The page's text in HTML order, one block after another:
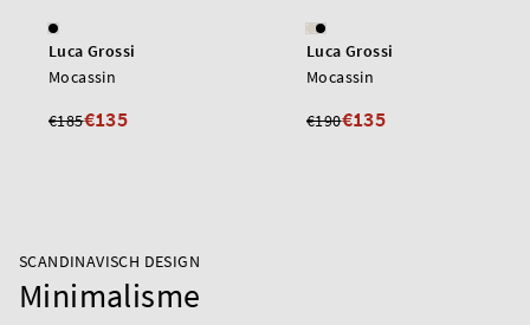
Luca Grossi
Mocassin
€185€135
Luca Grossi
Mocassin
€190€135
SCANDINAVISCH DESIGN
Minimalisme